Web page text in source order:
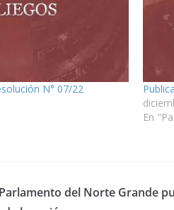
N° 07/22
En
del Norte Grande